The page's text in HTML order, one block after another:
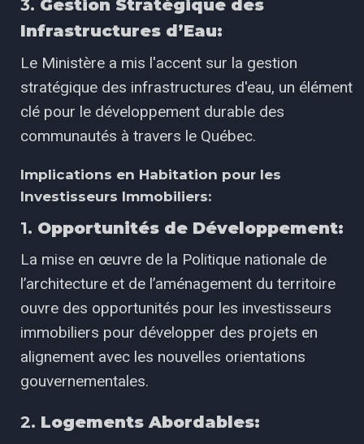
3. Gestion Stratégique des
Infrastructures d’Eau:
Le Ministère a mis l'accent sur la gestion
stratégique des infrastructures d'eau, un élément
clé pour le développement durable des
communautés à travers le Québec.
Implications en Habitation pour les
Investisseurs Immobiliers:
1. Opportunités de Développement:
La mise en œuvre de la Politique nationale de
l’architecture et de l’aménagement du territoire
ouvre des opportunités pour les investisseurs
immobiliers pour développer des projets en
alignement avec les nouvelles orientations
gouvernementales.
2. Logements Abordables: